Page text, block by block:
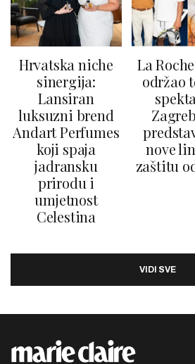
Hrvatska niche
sinergija:
Lansiran
luksuzni brend
Andart Perfumes
koji spaja
jadransku
prirodu i
umjetnost
Celestina
La
održao
nove
zaštitu
VIDI SVE